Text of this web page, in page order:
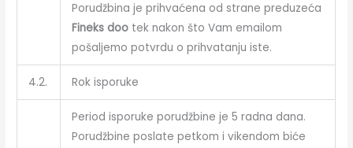
Porudžbina je prihvaćena od strane preduzeća
Fineks dootek nakon što Vam emailom
pošaljemo potvrdu o prihvatanju iste.
4.2. Rok isporuke
Period isporuke porudžbine je 5 radna dana.
Porudžbine poslate petkom i vikendom biće